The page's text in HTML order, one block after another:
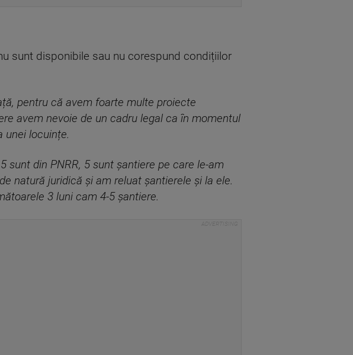
sunt disponibile sau nu corespund condițiilor
pentru că avem foarte multe proiecte
avem nevoie de un cadru legal ca în momentul
unei locuințe.
sunt din PNRR, 5 sunt șantiere pe care le-am
natură juridică și am reluat șantierele și la ele.
3 luni cam 4-5 șantiere.